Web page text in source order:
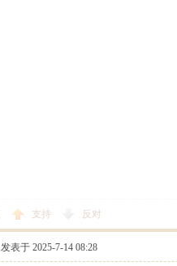
支持 反对
发表于 2025-7-14 08:28